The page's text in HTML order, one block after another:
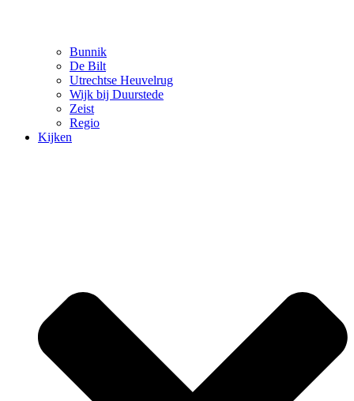
Bunnik
De Bilt
Utrechtse Heuvelrug
Wijk bij Duurstede
Zeist
Regio
Kijken